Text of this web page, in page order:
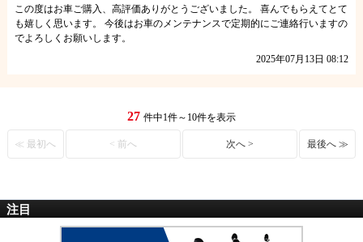
この度はお車ご購入、高評価ありがとうございました。 喜んでもらえてとて
も嬉しく思います。 今後はお車のメンテナンスで定期的にご連絡行いますの
でよろしくお願いします。
2025年07月13日 08:12
27 件中1件～10件を表示
≪ 最初へ < 前へ 次へ > 最後へ ≫
注目